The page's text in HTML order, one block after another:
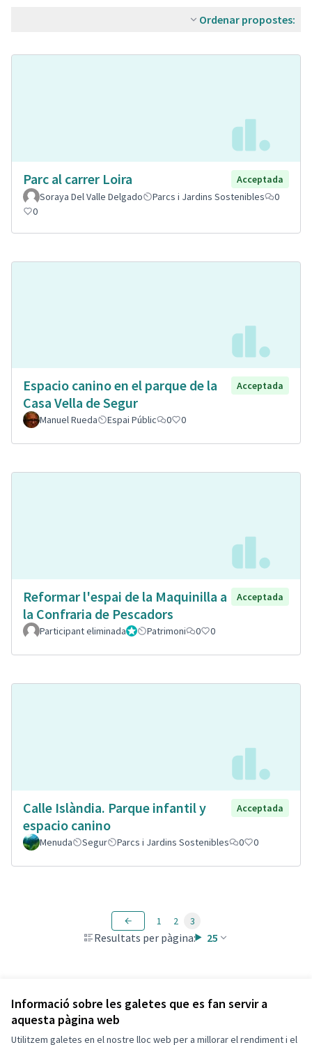
Informació sobre les galetes que es fan servir a
aquesta pàgina web
Utilitzem galetes en el nostre lloc web per a millorar el rendiment i el
Ordenar propostes:
Parc al carrer Loira
Acceptada
Soraya Del Valle Delgado
Parcs i Jardins Sostenibles
0
0
Espacio canino en el parque de la
Casa Vella de Segur
Acceptada
Manuel Rueda Espai Públic 0 0
Reformar l'espai de la Maquinilla a
la Confraria de Pescadors
Acceptada
Participant eliminadaAdministrador
Patrimoni 0 0
Calle Islàndia. Parque infantil y
espacio canino
Acceptada
Menuda Segur Parcs i Jardins Sostenibles 0 0
Resultats per pàgina: 25
1 2 3
Veure totes les propostes retirades
Termes i condicions d'ús